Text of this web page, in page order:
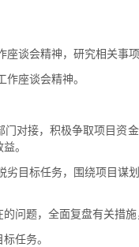
座谈会精神，研究相关事项
座谈会精神。
对接，积极争取项目资
。
目标任务，围绕项目谋
问题，全面复盘有关措
任务。